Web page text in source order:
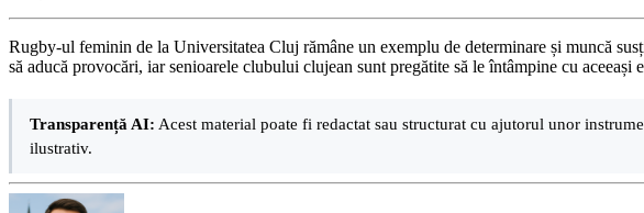
Rugby-ul feminin de la Universitatea Cluj rămâne un exemplu de determinare și muncă
să aducă provocări, iar senioarele clubului clujean sunt pregătite să le întâmpine cu aceeași
Transparență AI: Acest material poate fi redactat sau structurat cu ajutorul unor
ilustrativ.